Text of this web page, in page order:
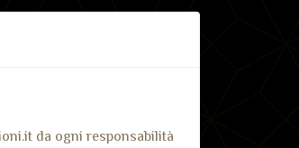
da ogni responsabilità